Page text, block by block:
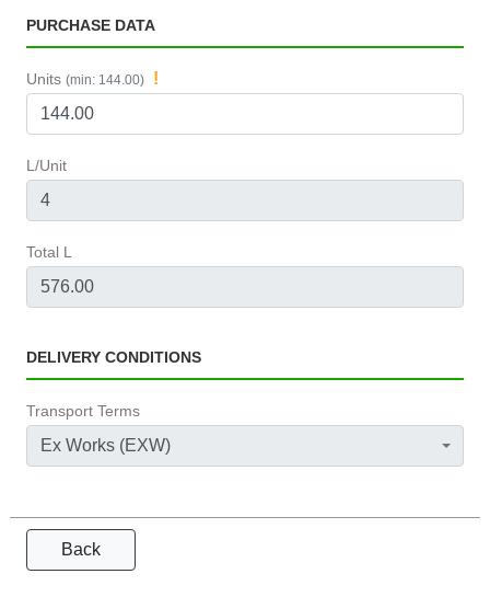
PURCHASE DATA
Units (min: 144.00) !
L/Unit
Total L
DELIVERY CONDITIONS
Transport Terms
Ex Works (EXW)
Back